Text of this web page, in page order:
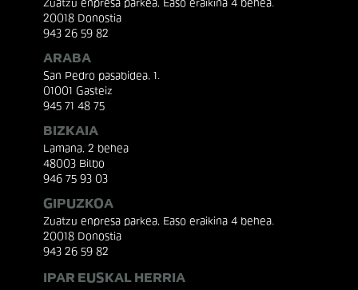
Zuatzu enpresa parkea, Easo eraikina 4 behea.
20018 Donostia
943 26 59 82
ARABA
San Pedro pasabidea, 1.
01001 Gasteiz
945 71 48 75
BIZKAIA
Lamana, 2 behea
48003 Bilbo
946 75 93 03
GIPUZKOA
Zuatzu enpresa parkea, Easo eraikina 4 behea.
20018 Donostia
943 26 59 82
IPAR EUSKAL HERRIA